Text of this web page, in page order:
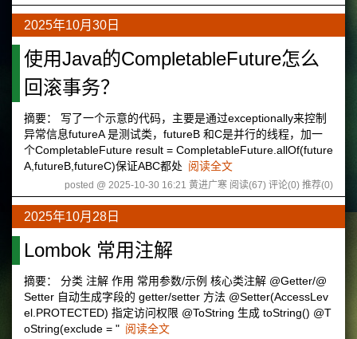
2025年10月30日
使用Java的CompletableFuture怎么
回滚事务？
摘要： 写了一个示意的代码，主要是通过exceptionally来控制
异常信息futureA 是测试类，futureB 和C是并行的线程，加一
个CompletableFuture result = CompletableFuture.allOf(future
A,futureB,futureC)保证ABC都处 阅读全文
posted @ 2025-10-30 16:21 黄进广寒 阅读(67) 评论(0) 推荐(0)
2025年10月28日
Lombok 常用注解
摘要： 分类 注解 作用‌ 常用参数/示例‌ 核心类注解‌ @Getter/@
Setter 自动生成字段的 getter/setter 方法 @Setter(AccessLev
el.PROTECTED) 指定访问权限 @ToString 生成 toString() @T
oString(exclude = " 阅读全文